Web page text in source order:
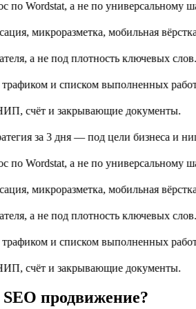
Wordstat, а не по универсальному
микроразметка, мобильная вёрстка.
а не под плотность ключевых слов.
и списком выполненных работ.
счёт и закрывающие документы.
за 3 дня — под цели бизнеса и
Wordstat, а не по универсальному
микроразметка, мобильная вёрстка.
а не под плотность ключевых слов.
и списком выполненных работ.
счёт и закрывающие документы.
SEO продвижение?